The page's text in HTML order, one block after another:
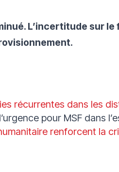
L’incertitude sur le
récurrentes dans les
pour MSF dans
renforcent la